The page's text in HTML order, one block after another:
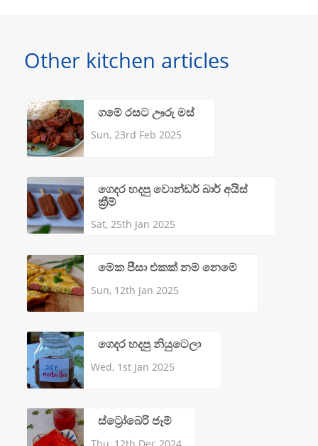
Other kitchen articles
ගමේ රසට ඌරු මස්
Sun, 23rd Feb 2025
ගෙදර හදපු වොන්ඩර් බාර් අයිස්
ක්‍රීම්
Sat, 25th Jan 2025
මේක පීසා එකක් නම් නෙමේ
Sun, 12th Jan 2025
ගෙදර හදපු නියුටෙලා
Wed, 1st Jan 2025
ස්ට්‍රෝබෙරි ජෑම්
Thu, 12th Dec 2024